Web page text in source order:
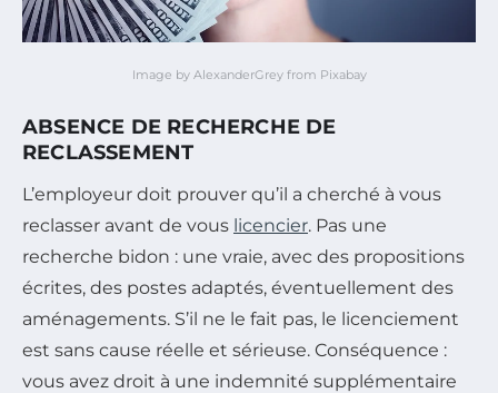
Image by AlexanderGrey from Pixabay
ABSENCE DE RECHERCHE DE
RECLASSEMENT
L’employeur doit prouver qu’il a cherché à vous
reclasser avant de vous licencier. Pas une
recherche bidon : une vraie, avec des propositions
écrites, des postes adaptés, éventuellement des
aménagements. S’il ne le fait pas, le licenciement
est sans cause réelle et sérieuse. Conséquence :
vous avez droit à une indemnité supplémentaire